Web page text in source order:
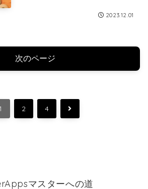
2023.12.01
次のページ
1 2 4 次
マスターへの道